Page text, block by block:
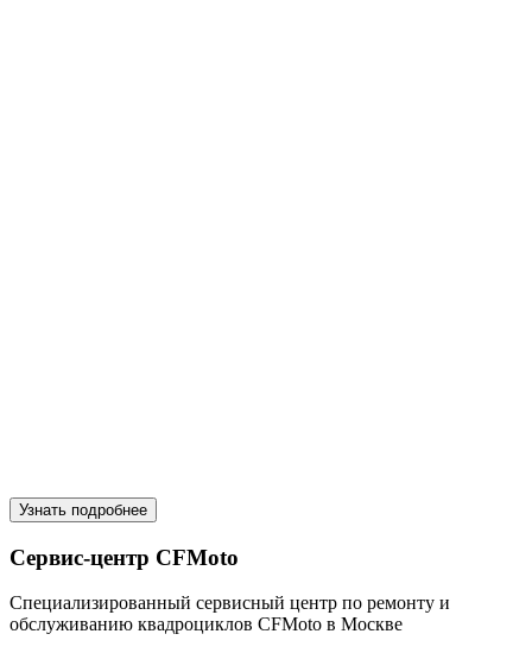
Узнать подробнее
Сервис-центр CFMoto
Специализированный сервисный центр по ремонту и
обслуживанию квадроциклов CFMoto в Москве